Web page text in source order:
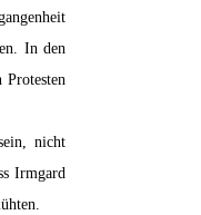
In den
nicht
Irmgard